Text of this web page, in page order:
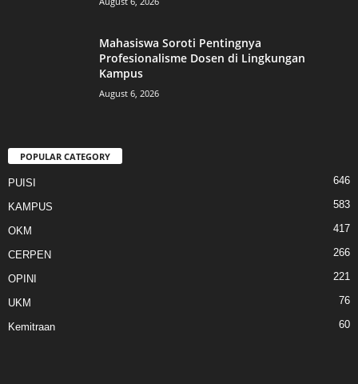
Mahasiswa Soroti Pentingnya
Profesionalisme Dosen di Lingkungan
Kampus
August 6, 2026
POPULAR CATEGORY
PUISI 646
KAMPUS 583
OKM 417
CERPEN 266
OPINI 221
UKM 76
Kemitraan 60